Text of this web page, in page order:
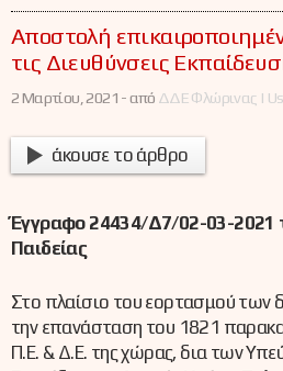
Αποστολή
τις Διευθύνσεις
2 Μαρτίου, 2021 -από ΔΔΕ Φλώρινας |
άκουσε το άρθρο
Έγγραφο 24434/Δ7/02-03-2021
Παιδείας
Στο πλαίσιο του εορτασμού των
την επανάσταση του 1821
Π.Ε. & Δ.Ε. της χώρας, δια των